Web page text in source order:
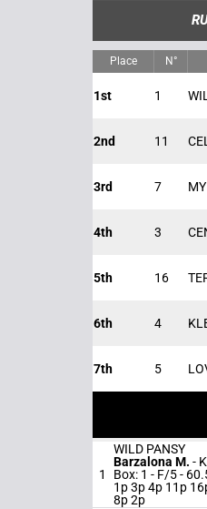
Place N°
1st 1
2nd 11
3rd 7
4th 3
5th 16
6th 4
7th 5
1
WILD PANSY
Barzalona M. -
Box: 1 - F/5 -
1p 3p 4p 11p
8p 2p